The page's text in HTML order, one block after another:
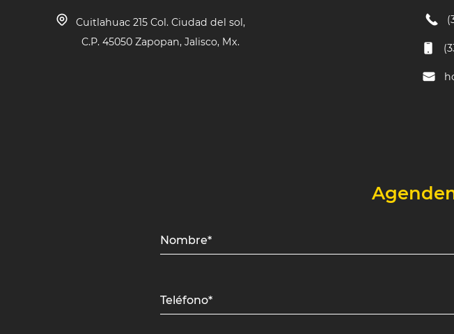
Cuitlahuac 215 Col. Ciudad del sol,
C.P. 45050 Zapopan, Jalisco, Mx.
Nombre*
Teléfono*